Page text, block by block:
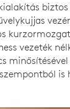
vezeték
is